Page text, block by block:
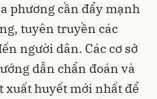
phương cần đẩy mạnh
tuyên truyền các
người dân. Các cơ sở
dẫn chẩn đoán và
xuất huyết mới nhất để